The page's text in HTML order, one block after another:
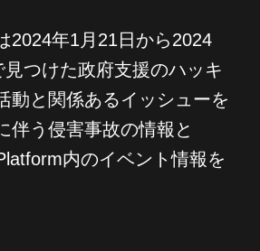
2024年1月21日から2024
つけた政府支援のハッキ
動と関係あるイッシューを
伴う侵害事故の情報と
内のイベント情報を